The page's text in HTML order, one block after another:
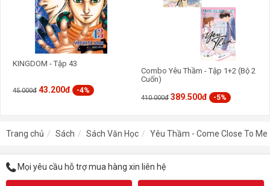
KINGDOM - Tập 43
45.000đ 43.200đ -4%
Combo Yêu Thầm - Tập 1+2 (Bộ 2
Cuốn)
410.000đ 389.500đ -5%
Trang chủ Sách Sách Văn Học Yêu Thầm - Come Close To Me
Mọi yêu cầu hỗ trợ mua hàng xin liên hệ